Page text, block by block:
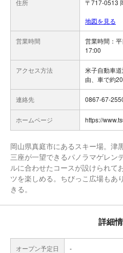
住所 〒717-0513
地図を見る
営業時間
営業時間：
17:00
アクセス方法
米子自動車
由、車で約
連絡先 0867-67-
ホームページ https://
岡山県真庭市にあるスキー場。津
三座が一望できるパノラマゲレン
ルに合わせたコースが設けられて
ツを楽しめる。ちびっこ広場もあ
きる。
詳細
オープン予定日 -